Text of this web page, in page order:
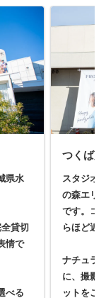
県水
貸切
情で
べる
つくば店
スタジオ
の森エリ
です。コ
らほど近
ナチュラ
に、撮影
ットをご